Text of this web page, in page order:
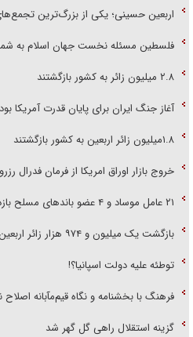
اربعین حسینی؛ یکی از بزرگ‌ترین
فلسطین مسئله نخست جهان اسلام به
۲.۸ میلیون زائر به کشور بازگشتند
آغاز جنگ ایران برای پایان قدرت آمریکا بود
۱.۸میلیون زائر اربعین به کشور بازگشتند
خروج بازار اوراق امریکا از فرمان فدرال رزرو
۲۱ عامل موساد و ۴ عضو باند‌های مسلح بازداشت شدند
بازگشت یک میلیون و ۹۷۴ هزار زائر اربعین به کشور
توطئه علیه دولت اسپانیا؟!
فرهنگ با بخشنامه و نگاه قیم‌مآبانه
گزینه استقلال راهی گل گهر شد